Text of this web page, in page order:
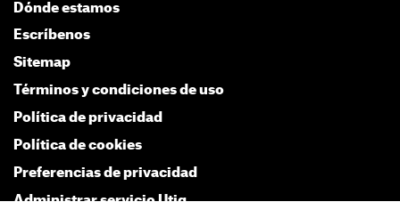
Dónde estamos
Escríbenos
Sitemap
Términos y condiciones de uso
Política de privacidad
Política de cookies
Preferencias de privacidad
Administrar servicio Utiq